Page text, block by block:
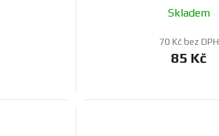
Skladem
70 Kč bez DPH
85 Kč